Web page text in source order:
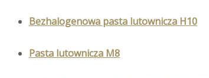
Bezhalogenowa pasta lutownicza H10
Pasta lutownicza M8